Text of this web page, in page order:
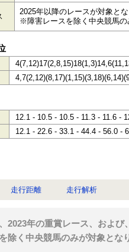
2025年以降のレースが対象とな
※障害レースを除く中央競馬の
12.1 - 10.5 - 10.5 - 11.3 - 11.6 -
12.1 - 22.6 - 33.1 - 44.4 - 56.0 -
走行距離 走行解析
2023年の重賞レース、および
除く中央競馬のみが対象とな